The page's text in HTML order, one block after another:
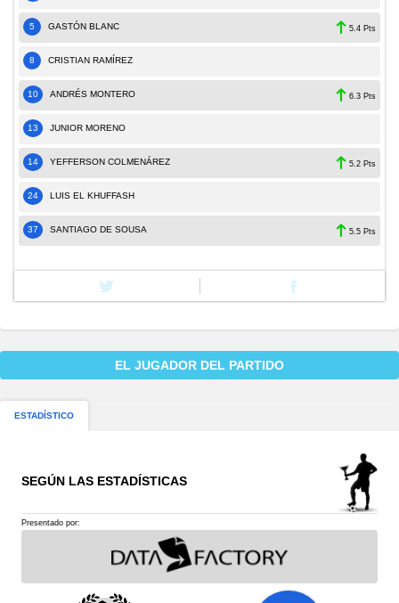
5 GASTÓN BLANC 5.4 Pts
8 CRISTIAN RAMÍREZ
10 ANDRÉS MONTERO 6.3 Pts
13 JUNIOR MORENO
14 YEFFERSON COLMENÁREZ 5.2 Pts
24 LUIS EL KHUFFASH
37 SANTIAGO DE SOUSA 5.5 Pts
EL JUGADOR DEL PARTIDO
ESTADÍSTICO
SEGÚN LAS ESTADÍSTICAS
Presentado por: